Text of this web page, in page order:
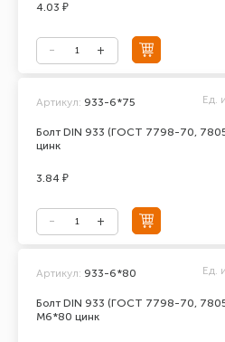
4.03 ₽
Болт DIN 933 (ГОСТ 7798-70,
цинк
Артикул: 933-6*75 Ед.
3.84 ₽
Болт DIN 933 (ГОСТ 7798-70,
М6*80 цинк
Артикул: 933-6*80 Ед.